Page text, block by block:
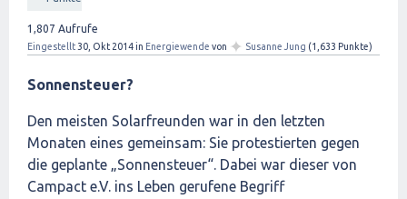
1,807 Aufrufe
Eingestellt 30, Okt 2014in Energiewende von ✦ Susanne Jung (1,633 Punkte)
Sonnensteuer?
Den meisten Solarfreunden war in den letzten
Monaten eines gemeinsam: Sie protestierten gegen
die geplante „Sonnensteuer“. Dabei war dieser von
Campact e.V. ins Leben gerufene Begriff